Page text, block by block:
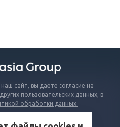
сайт, вы даете согласие на
пользовательских данных, в
обработки данных.